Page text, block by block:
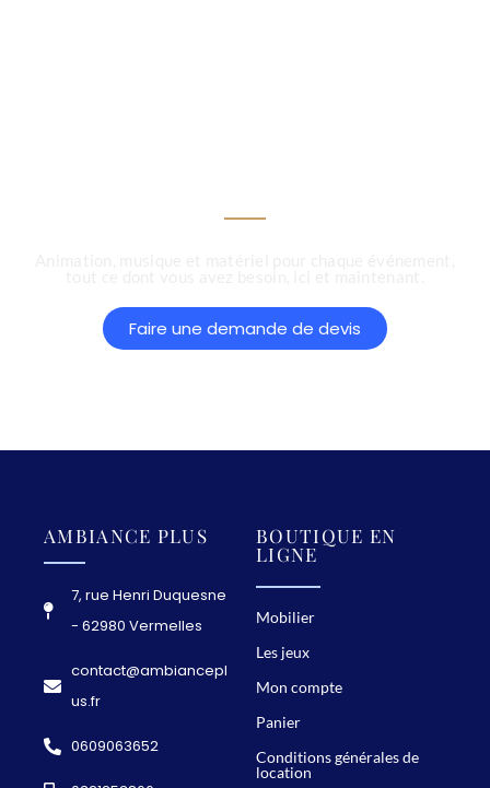
Faire une demande de devis
AMBIANCE PLUS
7, rue Henri Duquesne
- 62980 Vermelles
contact@ambiancepl
us.fr
0609063652
BOUTIQUE EN
LIGNE
Mobilier
Les jeux
Mon compte
Panier
Conditions générales de
location